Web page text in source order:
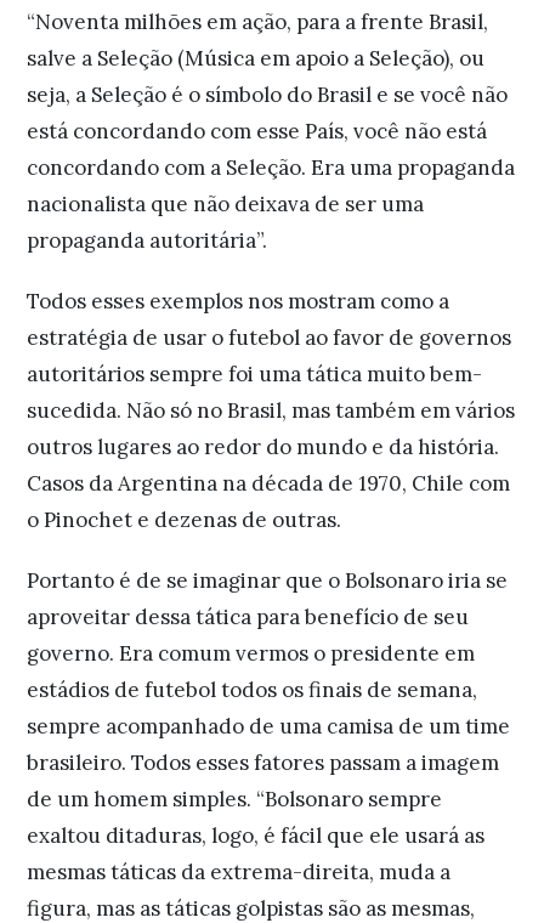
“Noventa milhões em ação, para a frente Brasil,
salve a Seleção (Música em apoio a Seleção), ou
seja, a Seleção é o símbolo do Brasil e se você não
está concordando com esse País, você não está
concordando com a Seleção. Era uma propaganda
nacionalista que não deixava de ser uma
propaganda autoritária”.
Todos esses exemplos nos mostram como a
estratégia de usar o futebol ao favor de governos
autoritários sempre foi uma tática muito bem-
sucedida. Não só no Brasil, mas também em vários
outros lugares ao redor do mundo e da história.
Casos da Argentina na década de 1970, Chile com
o Pinochet e dezenas de outras.
Portanto é de se imaginar que o Bolsonaro iria se
aproveitar dessa tática para benefício de seu
governo. Era comum vermos o presidente em
estádios de futebol todos os finais de semana,
sempre acompanhado de uma camisa de um time
brasileiro. Todos esses fatores passam a imagem
de um homem simples. “Bolsonaro sempre
exaltou ditaduras, logo, é fácil que ele usará as
mesmas táticas da extrema-direita, muda a
figura, mas as táticas golpistas são as mesmas,